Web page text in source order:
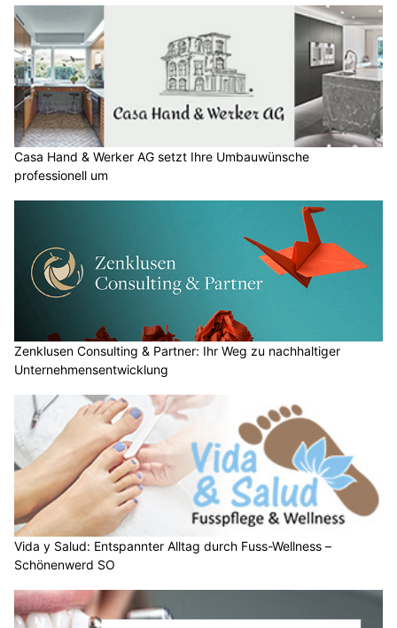
Casa Hand & Werker AG setzt Ihre Umbauwünsche
professionell um
Zenklusen Consulting & Partner: Ihr Weg zu nachhaltiger
Unternehmensentwicklung
Vida y Salud: Entspannter Alltag durch Fuss-Wellness –
Schönenwerd SO